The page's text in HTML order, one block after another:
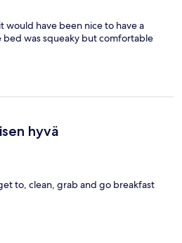
would have been nice to have a
was squeaky but comfortable
hyvä
to, clean, grab and go breakfast